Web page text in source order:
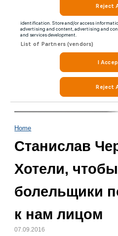
Home
Станислав
Хотели, чтобы
болельщики
к нам лицом
07.09.2016